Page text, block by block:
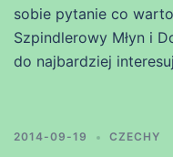
sobie pytanie co
Szpindlerowy Młyn i
do najbardziej
2014-09-19 CZECHY